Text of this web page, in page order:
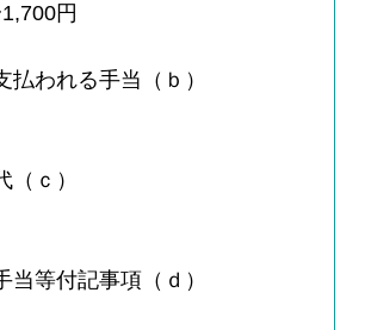
円
払われる手当（ｂ）
（ｃ）
当等付記事項（ｄ）